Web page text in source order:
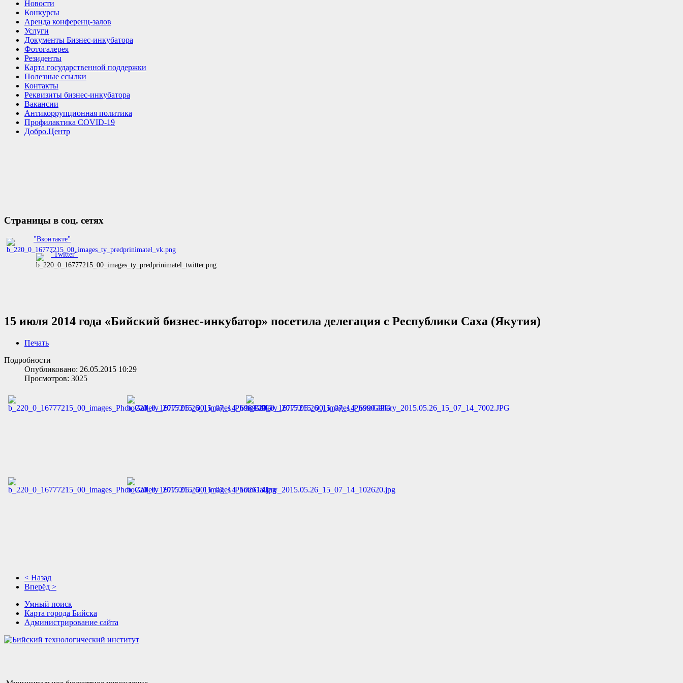
Новости
Конкурсы
Аренда конференц-залов
Услуги
Документы Бизнес-инкубатора
Фотогалерея
Резиденты
Карта государственной поддержки
Полезные ссылки
Контакты
Реквизиты бизнес-инкубатора
Вакансии
Антикоррупционная политика
Профилактика COVID-19
Добро.Центр
Страницы в соц. сетях
"Вконтакте"
"Twitter"
15 июля 2014 года «Бийский бизнес-инкубатор» посетила делегация с Республики Саха (Якутия)
Печать
Подробности
Опубликовано: 26.05.2015 10:29
Просмотров: 3025
< Назад
Вперёд >
Умный поиск
Карта города Бийска
Администрирование сайта